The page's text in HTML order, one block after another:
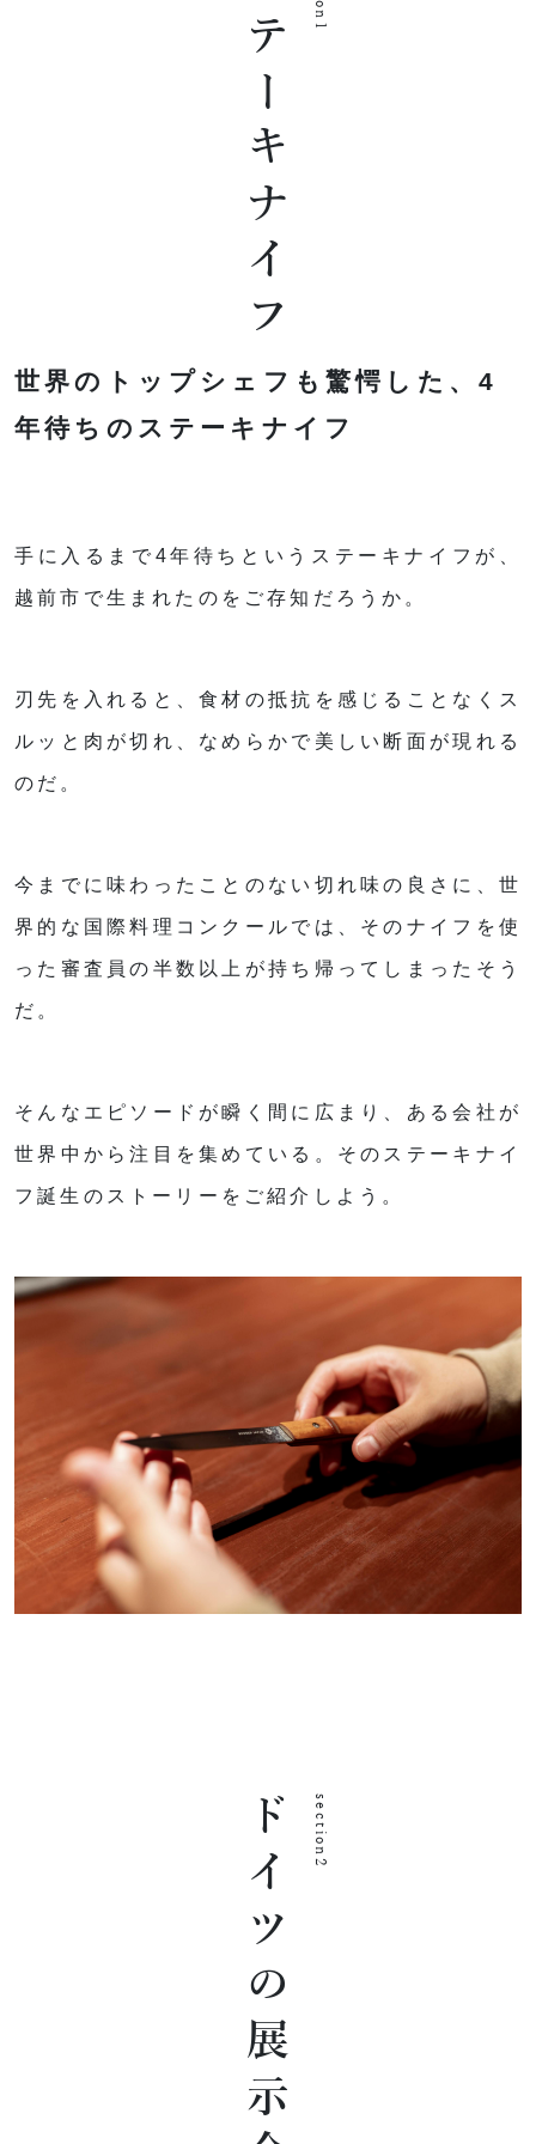
ステーキナイフ
世界のトップシェフも驚愕した、4
年待ちのステーキナイフ
手に入るまで4年待ちというステーキナイフが、
越前市で生まれたのをご存知だろうか。
刃先を入れると、食材の抵抗を感じることなくス
ルッと肉が切れ、なめらかで美しい断面が現れる
のだ。
今までに味わったことのない切れ味の良さに、世
界的な国際料理コンクールでは、そのナイフを使
った審査員の半数以上が持ち帰ってしまったそう
だ。
そんなエピソードが瞬く間に広まり、ある会社が
世界中から注目を集めている。そのステーキナイ
フ誕生のストーリーをご紹介しよう。
ドイツの展示会 section2